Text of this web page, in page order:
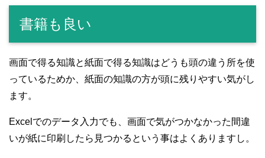
書籍も良い
画面で得る知識と紙面で得る知識はどうも頭の違う所を使
っているためか、紙面の知識の方が頭に残りやすい気がし
ます。
Excelでのデータ入力でも、画面で気がつかなかった間違
いが紙に印刷したら見つかるという事はよくありますし。